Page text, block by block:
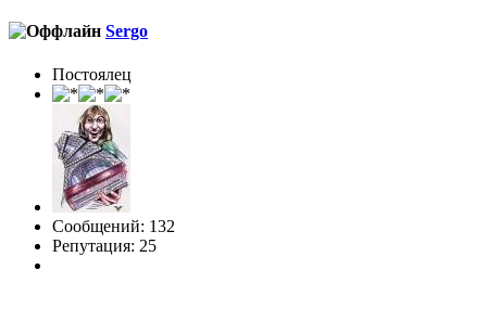
Sergo
Постоялец
Сообщений: 132
Репутация: 25